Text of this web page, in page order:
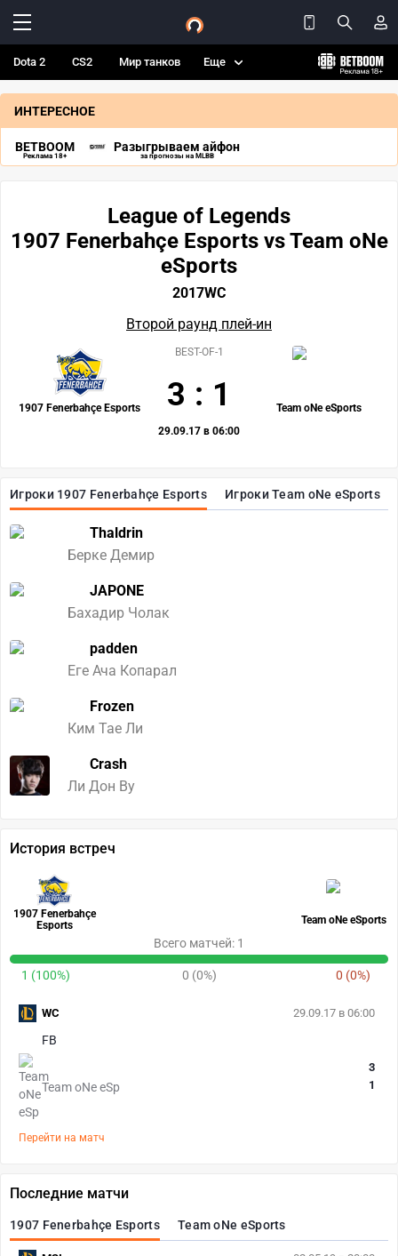
Dota 2 CS2 Мир танков Еще
ИНТЕРЕСНОЕ
BETBOOM
Реклама 18+
Разыгрываем айфон
за прогнозы на MLBB
Игроки 1907 Fenerbahçe Esports Игроки Team oNe eSports
Thaldrin
Берке Демир
JAPONE
Бахадир Чолак
padden
Еге Ача Копарал
Frozen
Ким Тае Ли
Crash
Ли Дон Ву
League of Legends
1907 Fenerbahçe Esports vs Team oNe
eSports
2017WC
Второй раунд плей-ин
1907 Fenerbahçe Esports Team oNe eSports
BEST-OF-1
3 : 1
29.09.17 в 06:00
История встреч
1907 Fenerbahçe
Esports
Team oNe eSports
Всего матчей: 1
1 (100%) 0 (0%) 0 (0%)
29.09.17 в 06:00
FB
Team oNe eSp
3
1
Перейти на матч
WC
Последние матчи
1907 Fenerbahçe Esports Team oNe eSports